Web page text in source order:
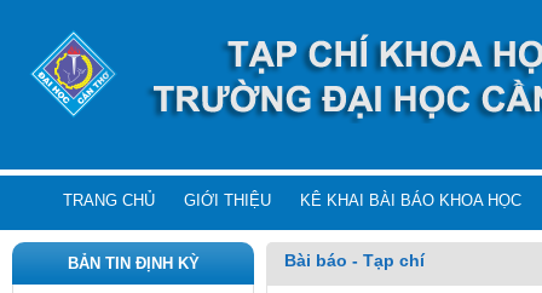
TRANG CHỦ GIỚI THIỆU KÊ KHAI BÀI BÁO KHOA HỌC
BẢN TIN ĐỊNH KỲ Bài báo - Tạp chí